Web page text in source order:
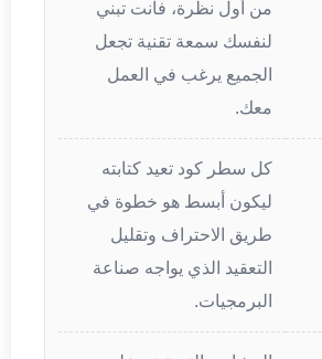
من أول نظرة، فأنت تبني
لنفسك سمعة تقنية تجعل
الجميع يرغب في العمل
معك.
كل سطر كود تعيد كتابته
ليكون أبسط هو خطوة في
طريق الاحتراف وتقليل
التعقيد الذي يواجه صناعة
البرمجيات.